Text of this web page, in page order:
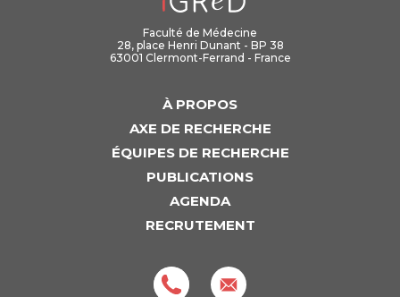
Faculté de Médecine
28, place Henri Dunant - BP 38
63001 Clermont-Ferrand - France
À PROPOS
AXE DE RECHERCHE
ÉQUIPES DE RECHERCHE
PUBLICATIONS
AGENDA
RECRUTEMENT